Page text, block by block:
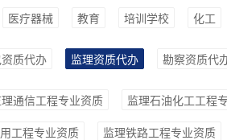
医疗器械 教育 培训学校 化工
质代办 监理资质代办 勘察资质代
理通信工程专业资质 监理石油化工工程
工程专业资质 监理铁路工程专业资质